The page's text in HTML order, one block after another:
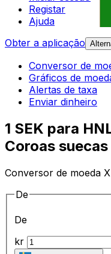
Registar
Ajuda
Obter a aplicação
Conversor de
Gráficos de
Alertas de taxa
Enviar dinheiro
1 SEK para
Coroas
Conversor de moeda
De
De
kr